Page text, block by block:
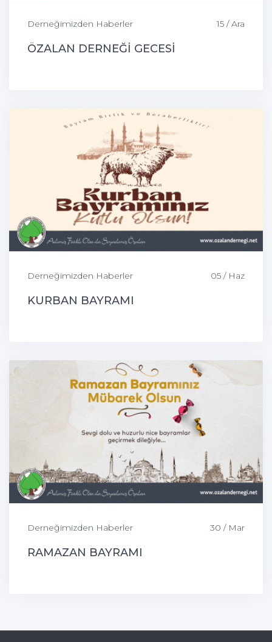
Derneğimizden Haberler 15 / Ara
ÖZALAN DERNEĞİ GECESİ
Derneğimizden Haberler 05 / Haz
KURBAN BAYRAMI
Derneğimizden Haberler 30 / Mar
RAMAZAN BAYRAMI